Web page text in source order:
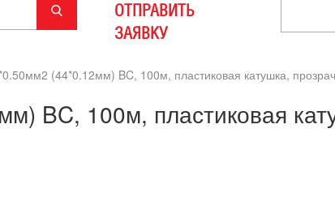
ОТПРАВИТЬ
ЗАЯВКУ
(44*0.12мм) BC, 100м, пластиковая катушка,
BC, 100м, пластиковая